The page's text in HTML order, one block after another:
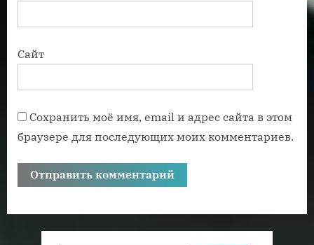
Сайт
Сохранить моё имя, email и адрес сайта в этом
браузере для последующих моих комментариев.